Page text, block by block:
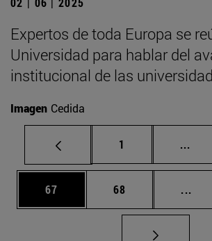
Expertos de toda Europa se
Universidad para hablar del
institucional de las
Imagen Cedida
Página
1 ...
Página
67 Página
68 ...